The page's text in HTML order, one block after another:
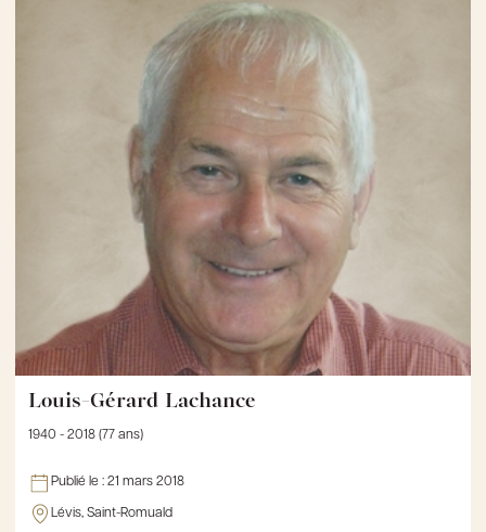
Louis-Gérard Lachance
1940 - 2018 (77 ans)
Publié le : 21 mars 2018
Lévis, Saint-Romuald